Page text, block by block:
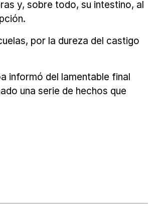
y, sobre todo, su intestino, al
por la dureza del castigo
informó del lamentable final
una serie de hechos que